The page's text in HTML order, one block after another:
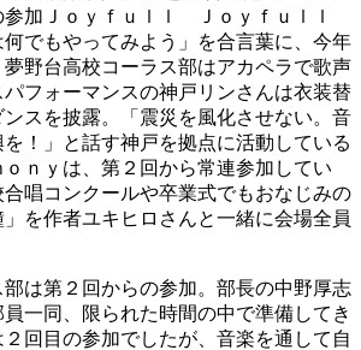
参加Ｊｏｙｆｕｌｌ Ｊｏｙｆｕｌｌ
でもやってみよう」を合言葉に、今年
野台高校コーラス部はアカペラで歌声
フォーマンスの神戸リンさんは衣装替
ンスを披露。「震災を風化させない。音
！」と話す神戸を拠点に活動している
ｎｙは、第２回から常連参加してい
唱コンクールや卒業式でもおなじみの
を作者ユキヒロさんと一緒に会場全員
は第２回からの参加。部長の中野厚志
一同、限られた時間の中で準備してき
回目の参加でしたが、音楽を通して自